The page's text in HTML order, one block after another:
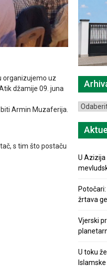
organizujemo uz
džamije 09. juna
biti Armin Muzaferija.
s tim što postaču
Arhiva
U Azizija
žrtava
Vjerski
U toku